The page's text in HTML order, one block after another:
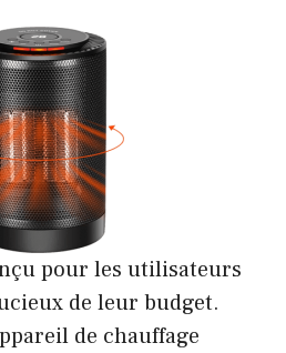
pour les utilisateurs
de leur budget.
de chauffage